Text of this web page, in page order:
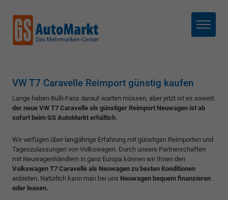
Menü
VW T7 Caravelle Reimport günstig kaufen
Lange haben Bulli-Fans darauf warten müssen, aber jetzt ist es soweit:
der neue VW T7 Caravelle als günstiger Reimport Neuwagen ist ab
sofort beim GS AutoMarkt erhältich.
Wir verfügen über langjährige Erfahrung mit günstigen Reimporten und
Tageszulassungen von Volkswagen. Durch unsere Partnerschaften
mit Neuwagenhändlern in ganz Europa können wir Ihnen den
Volkswagen T7 Caravelle als Neuwagen zu besten Konditionen
anbieten. Natürlich kann man bei uns Neuwagen bequem finanzieren
oder leasen.